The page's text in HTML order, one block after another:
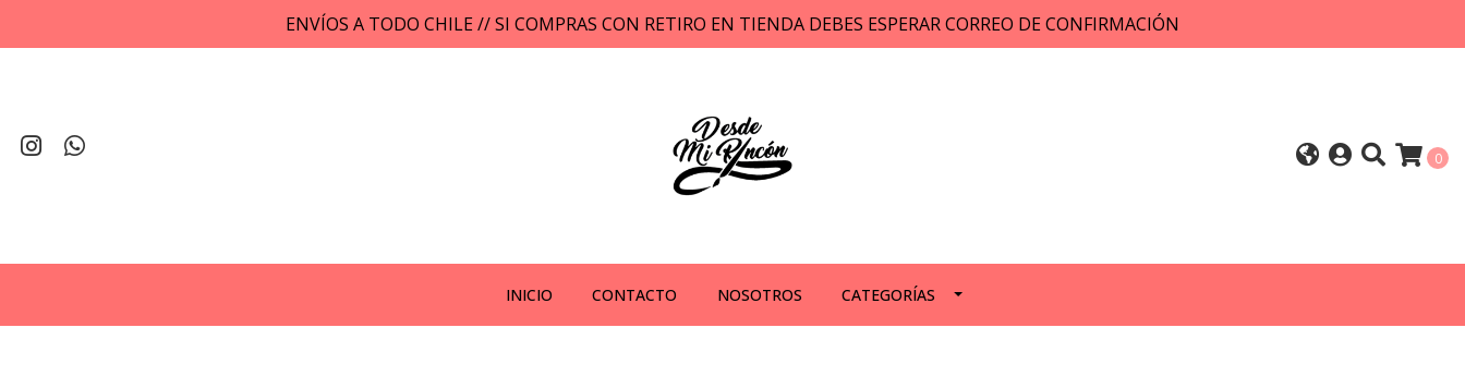
ENVÍOS A TODO CHILE // SI COMPRAS CON RETIRO EN TIENDA DEBES ESPERAR CORREO DE CONFIRMACIÓN
0
INICIO CONTACTO NOSOTROS CATEGORÍAS